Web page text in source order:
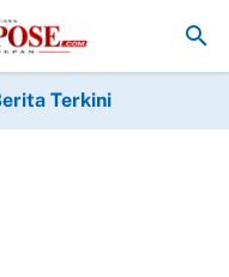
Gorengan, Wali Murid
Terkini